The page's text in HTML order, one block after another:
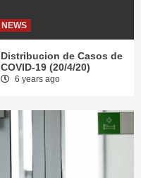
NEWS
Distribucion de Casos de
COVID-19 (20/4/20)
6 years ago